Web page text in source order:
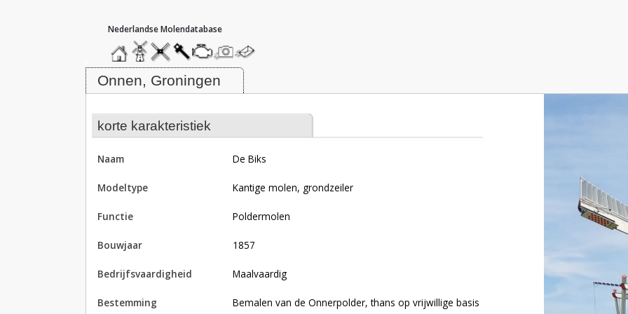
hoofdmenu
homemolendatabase
roedendatabase
assendatabase
motorendatabase
stuur
een
foto
stuur
een
bericht
Molen De Biks, Onnen
Onnen, Groningen
korte karakteristiek
naam De Biks
modeltype Kantige molen, grondzeiler
functie poldermolen
bouwjaar 1857
bedrijfsvaardigheid Maalvaardig
bestemming Bemalen van de Onnerpolder, thans op vrijwillige basis